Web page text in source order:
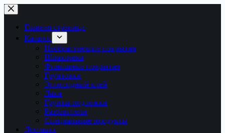
Перейти
к
сути
Главная страница
Каталог
Необрастающие покрытия
Шпаклевка
Финишные покрытия
Грунтовки
Эпоксидный клей
Лаки
Грунты-подложки
Разбавители
Специальные продукты
Доставка